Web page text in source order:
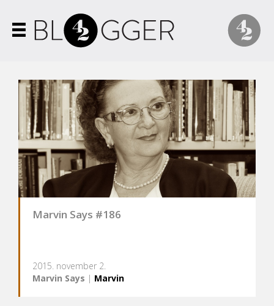
Marvin Says #186
2015. november 2.
Marvin Says | Marvin